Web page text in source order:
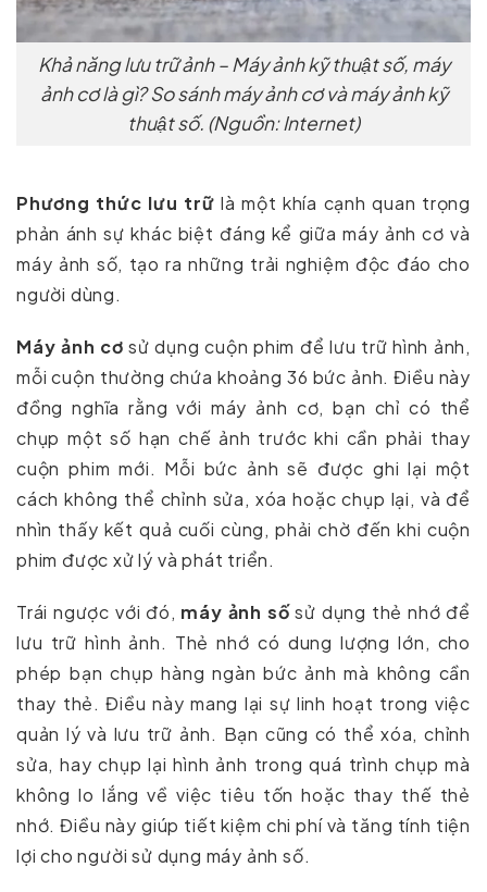
Khả năng lưu trữ ảnh – Máy ảnh kỹ thuật số, máy
ảnh cơ là gì? So sánh máy ảnh cơ và máy ảnh kỹ
thuật số. (Nguồn: Internet)
Phương thức lưu trữ là một khía cạnh quan trọng
phản ánh sự khác biệt đáng kể giữa máy ảnh cơ và
máy ảnh số, tạo ra những trải nghiệm độc đáo cho
người dùng.
Máy ảnh cơ sử dụng cuộn phim để lưu trữ hình ảnh,
mỗi cuộn thường chứa khoảng 36 bức ảnh. Điều này
đồng nghĩa rằng với máy ảnh cơ, bạn chỉ có thể
chụp một số hạn chế ảnh trước khi cần phải thay
cuộn phim mới. Mỗi bức ảnh sẽ được ghi lại một
cách không thể chỉnh sửa, xóa hoặc chụp lại, và để
nhìn thấy kết quả cuối cùng, phải chờ đến khi cuộn
phim được xử lý và phát triển.
Trái ngược với đó, máy ảnh sốsử dụng thẻ nhớ để
lưu trữ hình ảnh. Thẻ nhớ có dung lượng lớn, cho
phép bạn chụp hàng ngàn bức ảnh mà không cần
thay thẻ. Điều này mang lại sự linh hoạt trong việc
quản lý và lưu trữ ảnh. Bạn cũng có thể xóa, chỉnh
sửa, hay chụp lại hình ảnh trong quá trình chụp mà
không lo lắng về việc tiêu tốn hoặc thay thế thẻ
nhớ. Điều này giúp tiết kiệm chi phí và tăng tính tiện
lợi cho người sử dụng máy ảnh số.